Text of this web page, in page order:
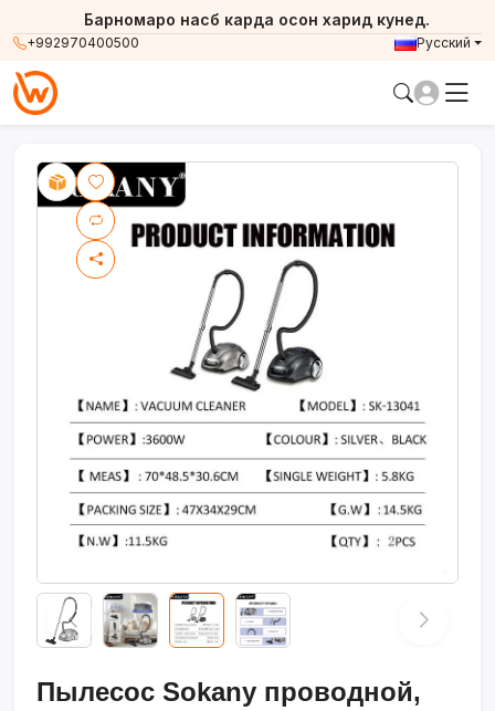
+992970400500
Барномаро насб карда осон харид кунед.
Русский
Пылесос Sokany проводной,